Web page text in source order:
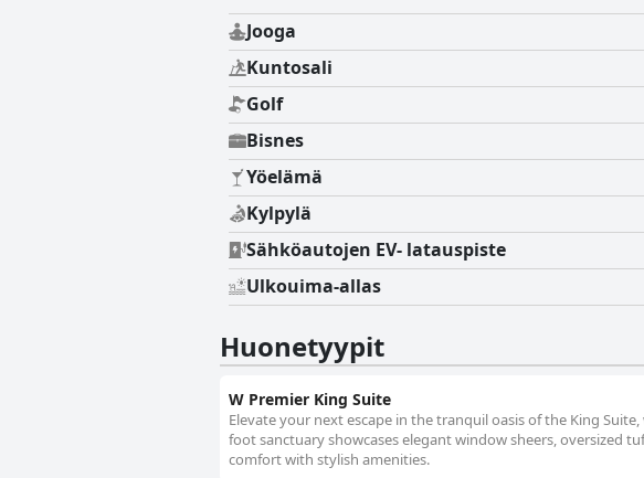
Jooga
Kuntosali
Golf
Bisnes
Yöelämä
Kylpylä
Sähköautojen EV- latauspiste
Ulkouima-allas
Huonetyypit
W Premier King Suite
Elevate your next escape in the tranquil oasis of the King
foot sanctuary showcases elegant window sheers, oversized
comfort with stylish amenities.